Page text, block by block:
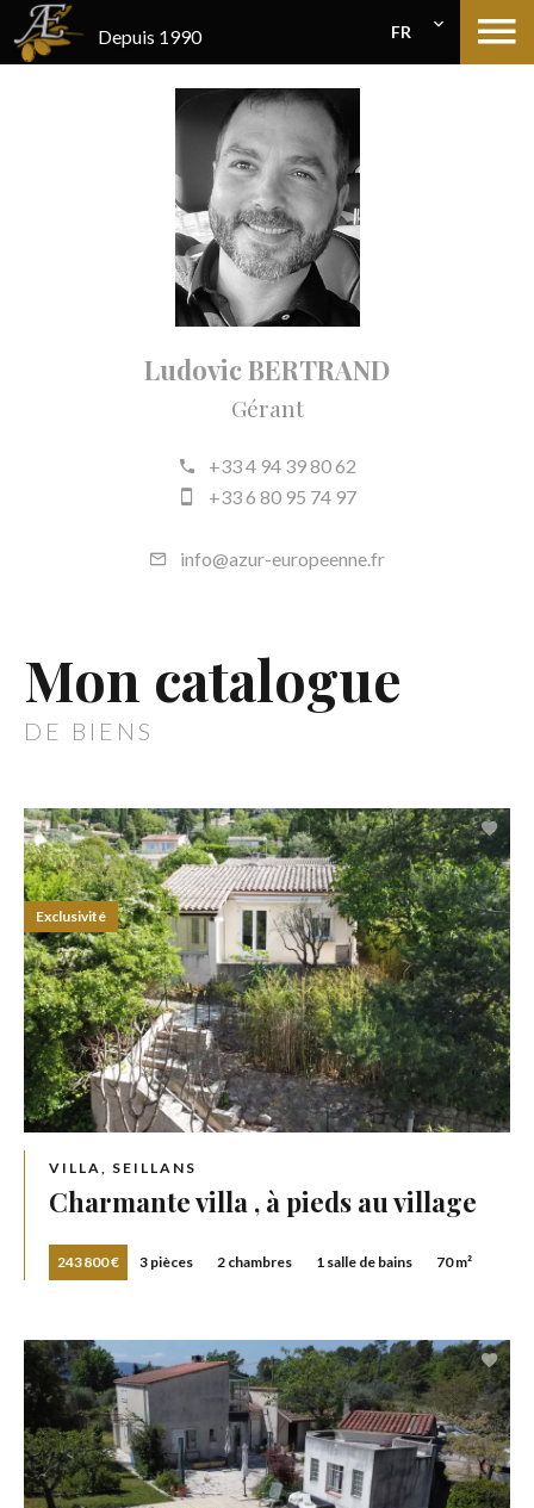
Depuis 1990 FR
Ludovic BERTRAND
Gérant
+33 4 94 39 80 62
+33 6 80 95 74 97
info@azur-europeenne.fr
Mon catalogue
DE BIENS
VILLA, SEILLANS
Charmante villa , à pieds au village
243 800 € 3 pièces 2 chambres 1 salle de bains 70 m²
Exclusivité